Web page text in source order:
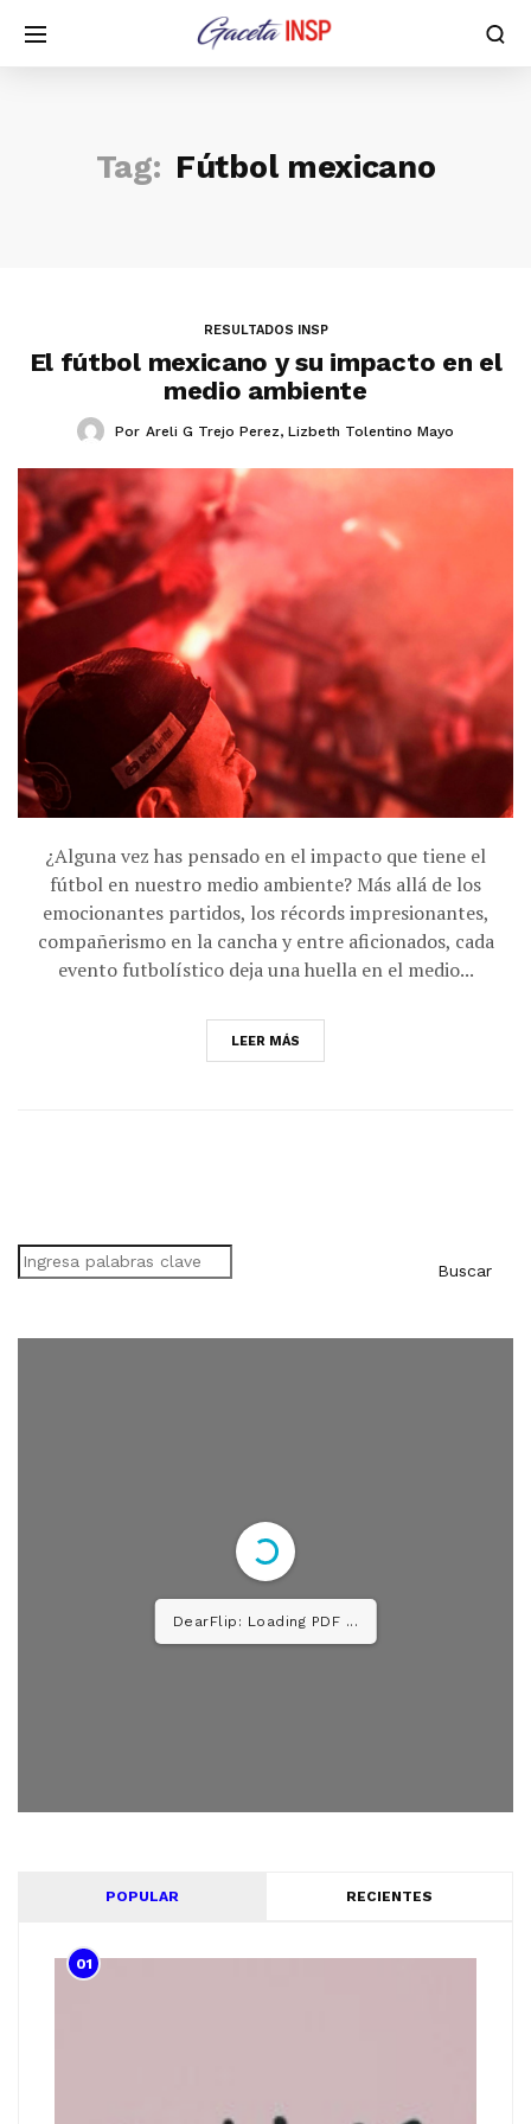
Tag: Fútbol mexicano
RESULTADOS INSP
El fútbol mexicano y su impacto en el
medio ambiente
Por Areli G Trejo Perez, Lizbeth Tolentino Mayo
¿Alguna vez has pensado en el impacto que tiene el
fútbol en nuestro medio ambiente? Más allá de los
emocionantes partidos, los récords impresionantes,
compañerismo en la cancha y entre aficionados, cada
evento futbolístico deja una huella en el medio...
LEER MÁS
Buscar
Buscar
DearFlip: Loading PDF 52%
...
POPULAR RECIENTES
01